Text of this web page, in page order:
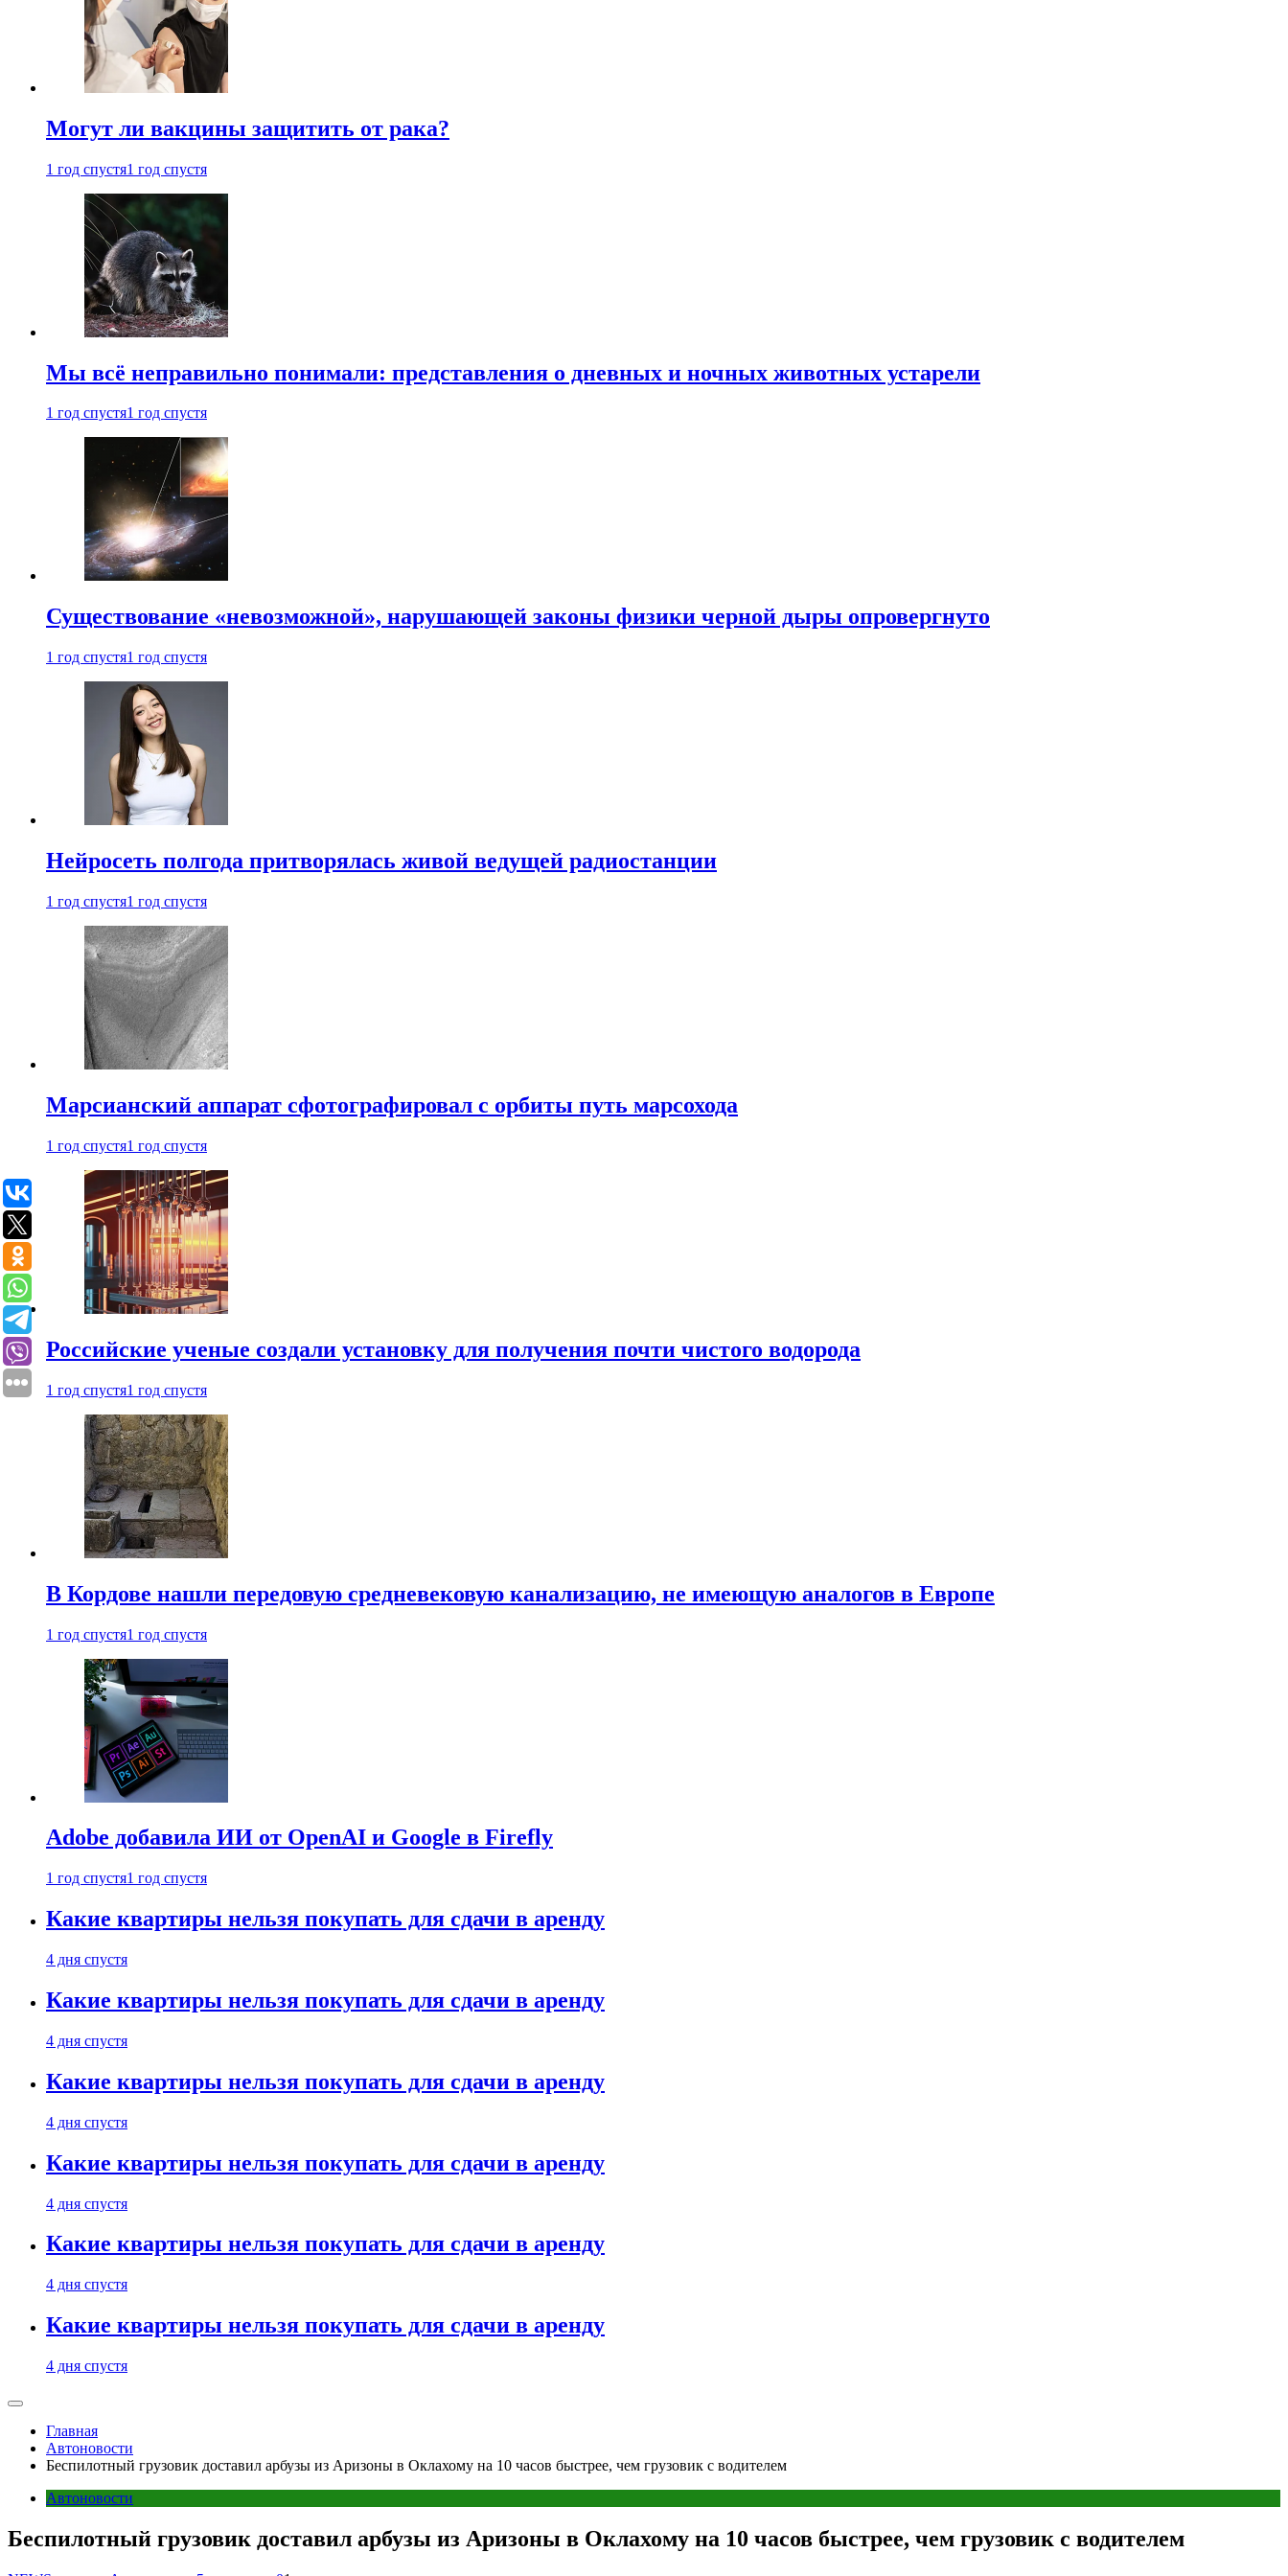
Могут ли вакцины защитить от рака?
1 год спустя1 год спустя
Мы всё неправильно понимали: представления о дневных и ночных животных устарели
1 год спустя1 год спустя
Существование «невозможной», нарушающей законы физики черной дыры опровергнуто
1 год спустя1 год спустя
Нейросеть полгода притворялась живой ведущей радиостанции
1 год спустя1 год спустя
Марсианский аппарат сфотографировал с орбиты путь марсохода
1 год спустя1 год спустя
Российские ученые создали установку для получения почти чистого водорода
1 год спустя1 год спустя
В Кордове нашли передовую средневековую канализацию, не имеющую аналогов в Европе
1 год спустя1 год спустя
Adobe добавила ИИ от OpenAI и Google в Firefly
1 год спустя1 год спустя
Какие квартиры нельзя покупать для сдачи в аренду
4 дня спустя
Какие квартиры нельзя покупать для сдачи в аренду
4 дня спустя
Какие квартиры нельзя покупать для сдачи в аренду
4 дня спустя
Какие квартиры нельзя покупать для сдачи в аренду
4 дня спустя
Какие квартиры нельзя покупать для сдачи в аренду
4 дня спустя
Какие квартиры нельзя покупать для сдачи в аренду
4 дня спустя
Главная
Автоновости
Беспилотный грузовик доставил арбузы из Аризоны в Оклахому на 10 часов быстрее, чем грузовик с водителем
Автоновости
Беспилотный грузовик доставил арбузы из Аризоны в Оклахому на 10 часов быстрее, чем грузовик с водителем